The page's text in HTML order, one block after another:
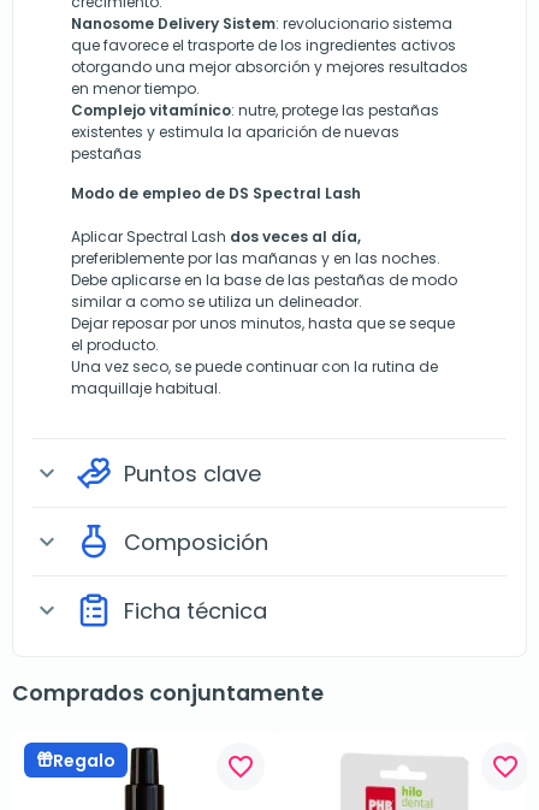
Nanosome Delivery Sistem: revolucionario sistema
que favorece el trasporte de los ingredientes activos
otorgando una mejor absorción y mejores resultados
en menor tiempo.
Complejo vitamínico: nutre, protege las pestañas
existentes y estimula la aparición de nuevas
pestañas
Modo de empleo de DS Spectral Lash
Aplicar Spectral Lash dos veces al día,
preferiblemente por las mañanas y en las noches.
Debe aplicarse en la base de las pestañas de modo
similar a como se utiliza un delineador.
Dejar reposar por unos minutos, hasta que se seque
el producto.
Una vez seco, se puede continuar con la rutina de
maquillaje habitual.
expand_more Puntos clave
expand_more Composición
expand_more Ficha técnica
Comprados conjuntamente
Regalo favorite_border favorite_border